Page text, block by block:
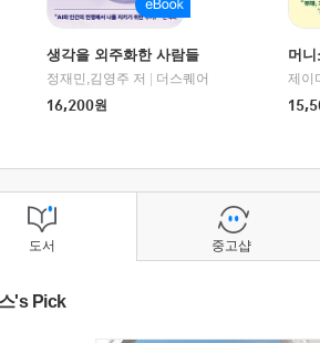
생각을 외주화한 사람들
정재민,김영주 저
더스퀘어
16,200원
머
도서
's Pick
중고샵